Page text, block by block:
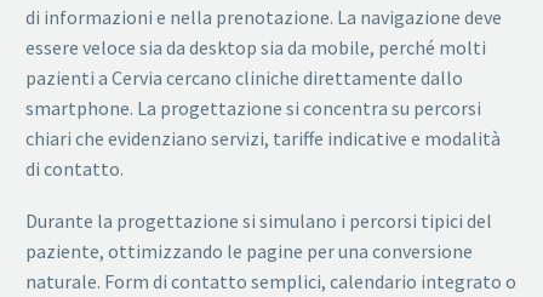
di informazioni e nella prenotazione. La navigazione deve
essere veloce sia da desktop sia da mobile, perché molti
pazienti a Cervia cercano cliniche direttamente dallo
smartphone. La progettazione si concentra su percorsi
chiari che evidenziano servizi, tariffe indicative e modalità
di contatto.
Durante la progettazione si simulano i percorsi tipici del
paziente, ottimizzando le pagine per una conversione
naturale. Form di contatto semplici, calendario integrato o